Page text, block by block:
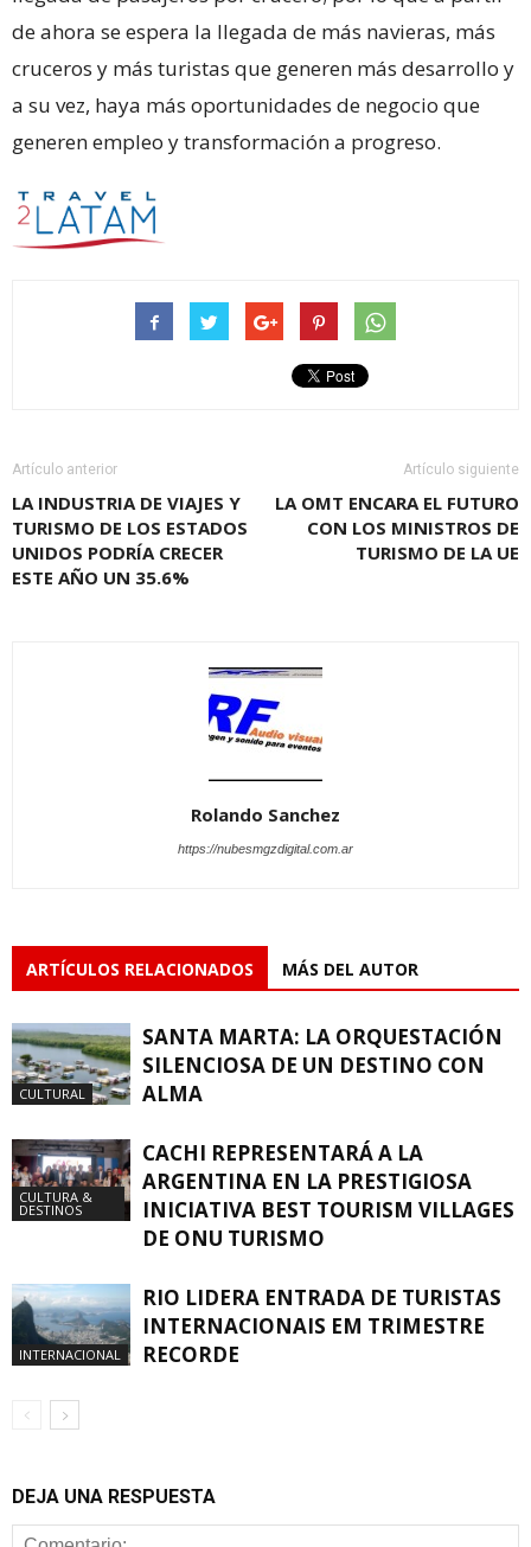
de ahora se espera la llegada de más navieras, más
cruceros y más turistas que generen más desarrollo y
a su vez, haya más oportunidades de negocio que
generen empleo y transformación a progreso.
Artículo anterior
LA INDUSTRIA DE VIAJES Y
TURISMO DE LOS ESTADOS
UNIDOS PODRÍA CRECER
ESTE AÑO UN 35.6%
Artículo siguiente
LA OMT ENCARA EL FUTURO
CON LOS MINISTROS DE
TURISMO DE LA UE
Rolando Sanchez
https://nubesmgzdigital.com.ar
ARTÍCULOS RELACIONADOS MÁS DEL AUTOR
CULTURAL
SANTA MARTA: LA ORQUESTACIÓN
SILENCIOSA DE UN DESTINO CON
ALMA
CULTURA &
DESTINOS
CACHI REPRESENTARÁ A LA
ARGENTINA EN LA PRESTIGIOSA
INICIATIVA BEST TOURISM VILLAGES
DE ONU TURISMO
INTERNACIONAL
RIO LIDERA ENTRADA DE TURISTAS
INTERNACIONAIS EM TRIMESTRE
RECORDE
DEJA UNA RESPUESTA